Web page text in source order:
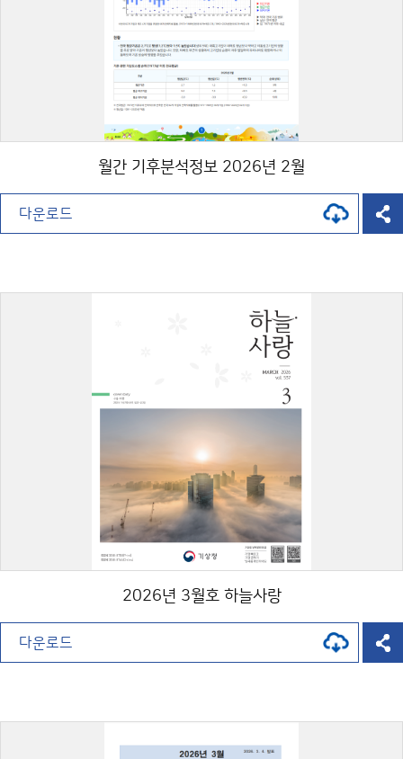
월간 기후분석정보 2026년 2월
다운로드
2026년 3월호 하늘사랑
다운로드